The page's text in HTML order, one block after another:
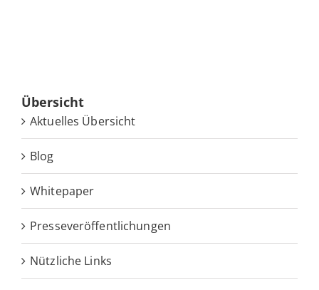
Über­sicht
Ak­tu­el­les Übersicht
Blog
White­pa­per
Pres­se­ver­öf­fent­li­chun­gen
Nütz­li­che Links